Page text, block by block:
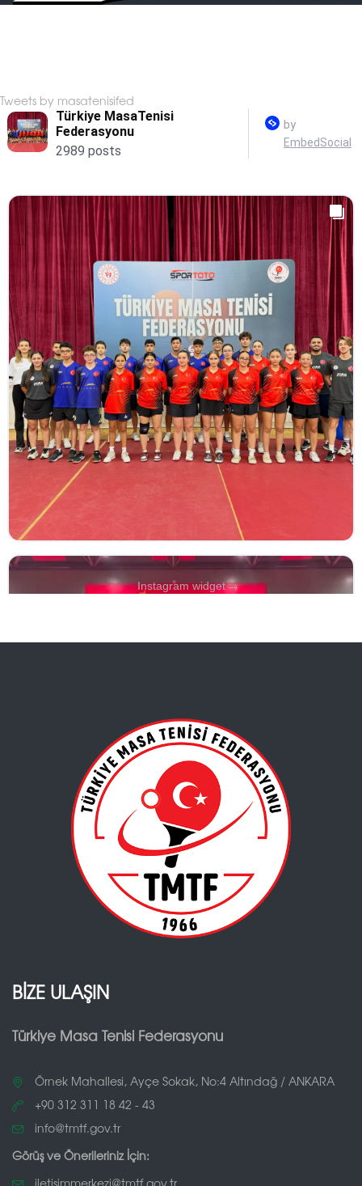
Tweets by masatenisifed
Instagram widget→
BİZE ULAŞIN
Türkiye Masa Tenisi Federasyonu
Örnek Mahallesi, Ayçe Sokak, No:4 Altındağ / ANKARA
+90 312 311 18 42 - 43
info@tmtf.gov.tr
Görüş ve Önerileriniz İçin: